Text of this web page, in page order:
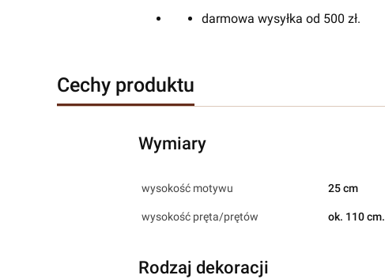
darmowa wysyłka od 500 zł.
Cechy produktu
Wymiary
wysokość motywu 25 cm
wysokość pręta/prętów ok. 110 cm.
Rodzaj dekoracji